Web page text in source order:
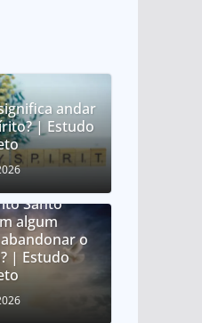
andar
| Estudo
Santo
algum
o
| Estudo